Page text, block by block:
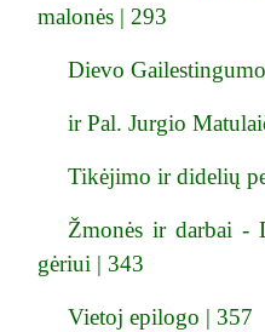
malonės | 293
Dievo
ir Pal. Jurgio
Tikėjimo ir didelių
Žmonės ir darbai -
gėriui | 343
Vietoj epilogo | 357